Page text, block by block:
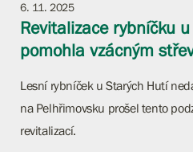
6. 11. 2025
Revitalizace rybníčku
pomohla vzácným
Lesní rybníček u Starých Hutí
na Pelhřimovsku prošel tento
revitalizací.